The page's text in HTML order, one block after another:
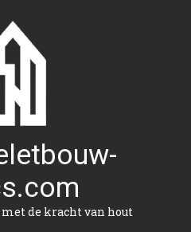
met de kracht van hout